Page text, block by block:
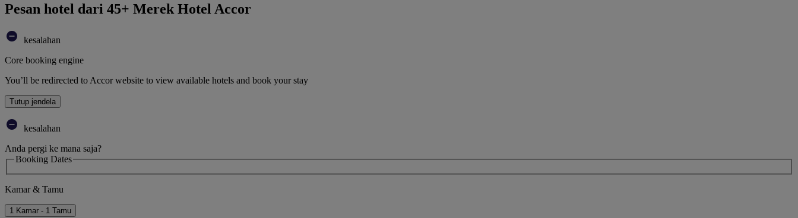
Pesan hotel dari 45+ Merek Hotel Accor
kesalahan
Core booking engine
You’ll be redirected to Accor website to view available hotels and book your stay
Tutup jendela
kesalahan
Anda pergi ke mana saja?
Booking Dates
Kamar & Tamu
1 Kamar - 1 Tamu